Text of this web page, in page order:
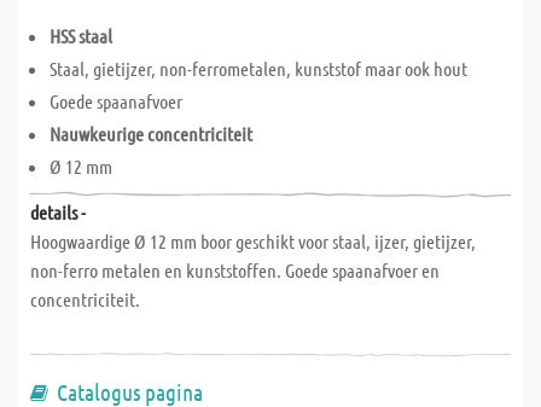
HSS staal
Staal, gietijzer, non-ferrometalen, kunststof maar ook hout
Goede spaanafvoer
Nauwkeurige concentriciteit
Ø 12 mm
details -
Hoogwaardige Ø 12 mm boor geschikt voor staal, ijzer, gietijzer,
non-ferro metalen en kunststoffen. Goede spaanafvoer en
concentriciteit.
Catalogus pagina